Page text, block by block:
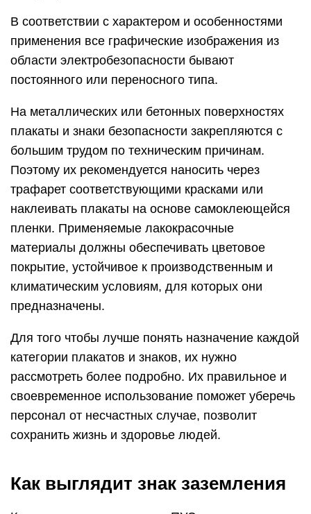
В соответствии с характером и особенностями
применения все графические изображения из
области электробезопасности бывают
постоянного или переносного типа.
На металлических или бетонных поверхностях
плакаты и знаки безопасности закрепляются с
большим трудом по техническим причинам.
Поэтому их рекомендуется наносить через
трафарет соответствующими красками или
наклеивать плакаты на основе самоклеющейся
пленки. Применяемые лакокрасочные
материалы должны обеспечивать цветовое
покрытие, устойчивое к производственным и
климатическим условиям, для которых они
предназначены.
Для того чтобы лучше понять назначение каждой
категории плакатов и знаков, их нужно
рассмотреть более подробно. Их правильное и
своевременное использование поможет уберечь
персонал от несчастных случае, позволит
сохранить жизнь и здоровье людей.
Как выглядит знак заземления